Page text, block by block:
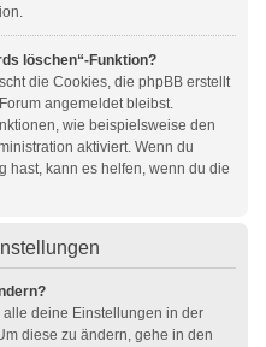
löschen“-Funktion?
die Cookies, die phpBB erstellt
angemeldet bleibst.
wie beispielsweise den
aktiviert. Wenn du
hast, kann es helfen, wenn du die
deine Einstellungen in der
diese zu ändern, gehe in den